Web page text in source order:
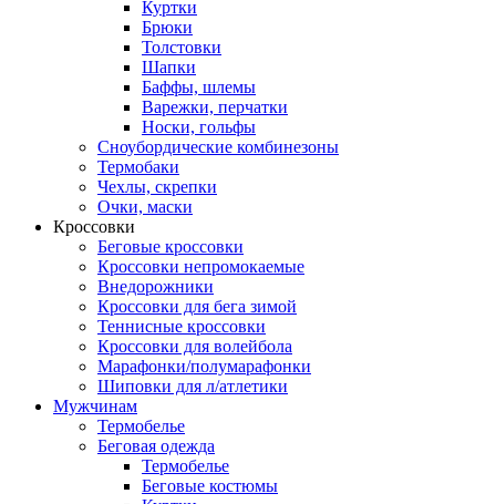
Куртки
Брюки
Толстовки
Шапки
Баффы, шлемы
Варежки, перчатки
Носки, гольфы
Сноубордические комбинезоны
Термобаки
Чехлы, скрепки
Очки, маски
Кроссовки
Беговые кроссовки
Кроссовки непромокаемые
Внедорожники
Кроссовки для бега зимой
Теннисные кроссовки
Кроссовки для волейбола
Марафонки/полумарафонки
Шиповки для л/атлетики
Мужчинам
Термобелье
Беговая одежда
Термобелье
Беговые костюмы